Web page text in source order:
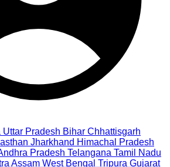
Uttar Pradesh Bihar Chhattisgarh
Jharkhand Himachal Pradesh
Pradesh Telangana Tamil Nadu
Assam West Bengal Tripura Gujarat